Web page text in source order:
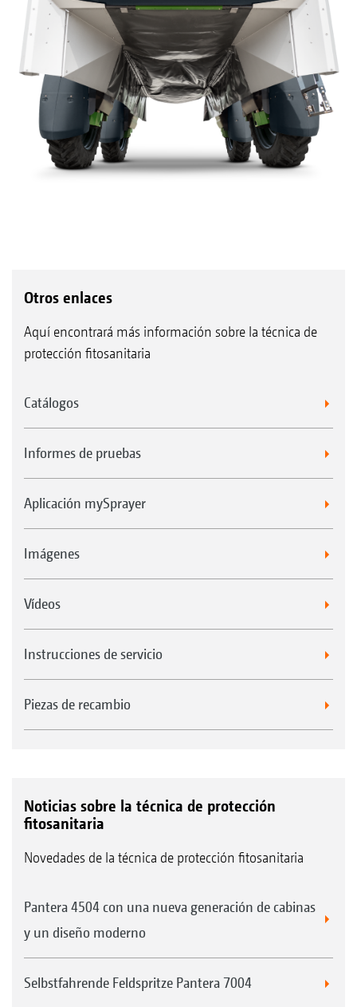
Otros enlaces
Aquí encontrará más información sobre la técnica de
protección fitosanitaria
Catálogos
Informes de pruebas
Aplicación mySprayer
Imágenes
Vídeos
Instrucciones de servicio
Piezas de recambio
Noticias sobre la técnica de protección
fitosanitaria
Novedades de la técnica de protección fitosanitaria
Pantera 4504 con una nueva generación de cabinas
y un diseño moderno
Selbstfahrende Feldspritze Pantera 7004